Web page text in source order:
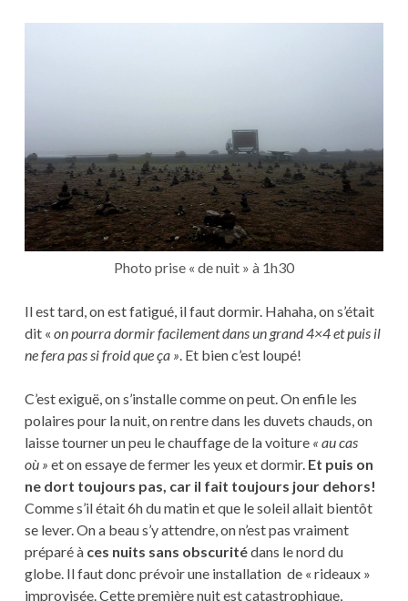
Photo prise « de nuit » à 1h30
Il est tard, on est fatigué, il faut dormir. Hahaha, on s’était
dit « on pourra dormir facilement dans un grand 4×4 et puis il
ne fera pas si froid que ça ». Et bien c’est loupé!
C’est exiguë, on s’installe comme on peut. On enfile les
polaires pour la nuit, on rentre dans les duvets chauds, on
laisse tourner un peu le chauffage de la voiture « au cas
où » et on essaye de fermer les yeux et dormir. Et puis on
ne dort toujours pas, car il fait toujours jour dehors!
Comme s’il était 6h du matin et que le soleil allait bientôt
se lever. On a beau s’y attendre, on n’est pas vraiment
préparé à ces nuits sans obscuritédans le nord du
globe. Il faut donc prévoir une installation de « rideaux »
improvisée. Cette première nuit est catastrophique,